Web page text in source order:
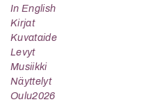
In English
Kirjat
Kuvataide
Levyt
Musiikki
Näyttelyt
Oulu2026